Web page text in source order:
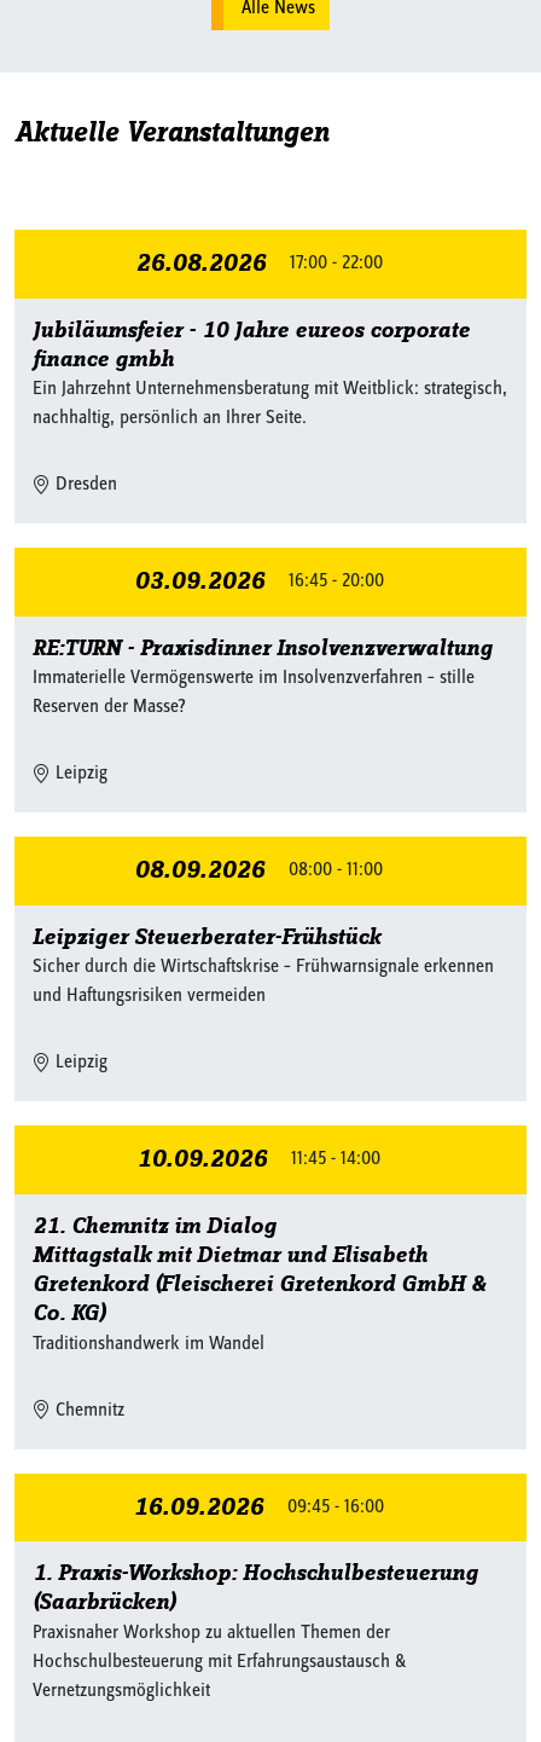
Alle News
Aktuelle Veranstaltungen
26.08.2026 17:00 - 22:00
Jubiläumsfeier - 10 Jahre eureos corporate
finance gmbh
Ein Jahrzehnt Unternehmensberatung mit Weitblick: strategisch,
nachhaltig, persönlich an Ihrer Seite.
Dresden
03.09.2026 16:45 - 20:00
RE:TURN - Praxisdinner Insolvenzverwaltung
Immaterielle Vermögenswerte im Insolvenzverfahren – stille
Reserven der Masse?
Leipzig
08.09.2026 08:00 - 11:00
Leipziger Steuerberater-Frühstück
Sicher durch die Wirtschaftskrise – Frühwarnsignale erkennen
und Haftungsrisiken vermeiden
Leipzig
10.09.2026 11:45 - 14:00
21. Chemnitz im Dialog
Mittagstalk mit Dietmar und Elisabeth
Gretenkord (Fleischerei Gretenkord GmbH &
Co. KG)
Traditionshandwerk im Wandel
Chemnitz
16.09.2026 09:45 - 16:00
1. Praxis-Workshop: Hochschulbesteuerung
(Saarbrücken)
Praxisnaher Workshop zu aktuellen Themen der
Hochschulbesteuerung mit Erfahrungsaustausch &
Vernetzungsmöglichkeit